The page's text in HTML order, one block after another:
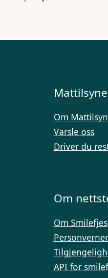
Om
Varsle oss
Driver du
Om
Om Smilefjes
API for